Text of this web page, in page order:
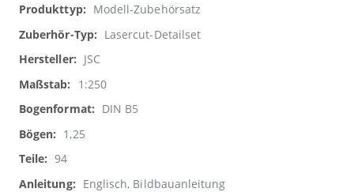
Weitere
Informationen
Modell-Zubehörsatz
Lasercut-Detailset
JSC
1:250
DIN B5
1,25
94
Englisch, Bildbauanleitung